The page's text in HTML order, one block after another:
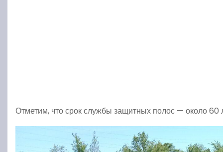
Отметим, что срок службы защитных полос — около 60